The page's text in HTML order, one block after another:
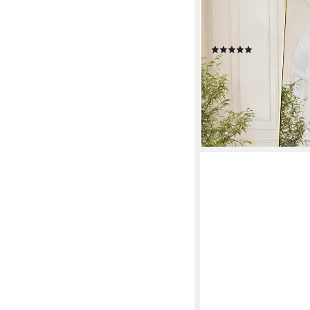
Rahmen aus
ab 99,99 € UVP229,99
nur bis Dienstag
-57%
lieferbar - in 6-8